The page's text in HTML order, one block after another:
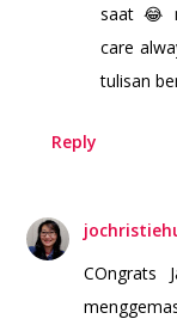
saat 😂
care
tulisan
Reply
COngrats